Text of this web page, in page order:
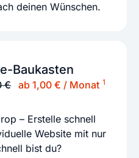
deinen Wünschen.
Baukasten
€ ab 1,00 € / Monat 1
– Erstelle schnell
Website mit nur
bist du?